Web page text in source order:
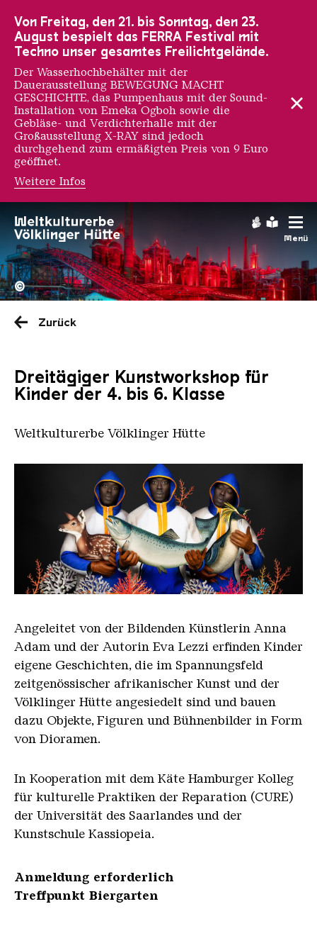
Menü
Hochofengruppe in Rot
Copyright:
©
Zurück
Dreitägiger Kunstworkshop für
Kinder der 4. bis 6. Klasse
Weltkulturerbe Völklinger Hütte
Omar Diop 3f ob 2
Angeleitet von der Bildenden Künstlerin Anna
Adam und der Autorin Eva Lezzi erfinden Kinder
eigene Geschichten, die im Spannungsfeld
zeitgenössischer afrikanischer Kunst und der
Völklinger Hütte angesiedelt sind und bauen
dazu Objekte, Figuren und Bühnenbilder in Form
von Dioramen.
In Kooperation mit dem Käte Hamburger Kolleg
für kulturelle Praktiken der Reparation (CURE)
der Universität des Saarlandes und der
Kunstschule Kassiopeia.
Anmeldung erforderlich
Treffpunkt Biergarten
Von Freitag, den 21. bis Sonntag, den 23.
August bespielt das FERRA Festival mit
Techno unser gesamtes Freilichtgelände.
Der Wasserhochbehälter mit der
Dauerausstellung BEWEGUNG MACHT
GESCHICHTE, das Pumpenhaus mit der Sound-
Installation von Emeka Ogboh sowie die
Gebläse- und Verdichterhalle mit der
Großausstellung X-RAY sind jedoch
durchgehend zum ermäßigten Preis von 9 Euro
geöffnet.
Weitere Infos